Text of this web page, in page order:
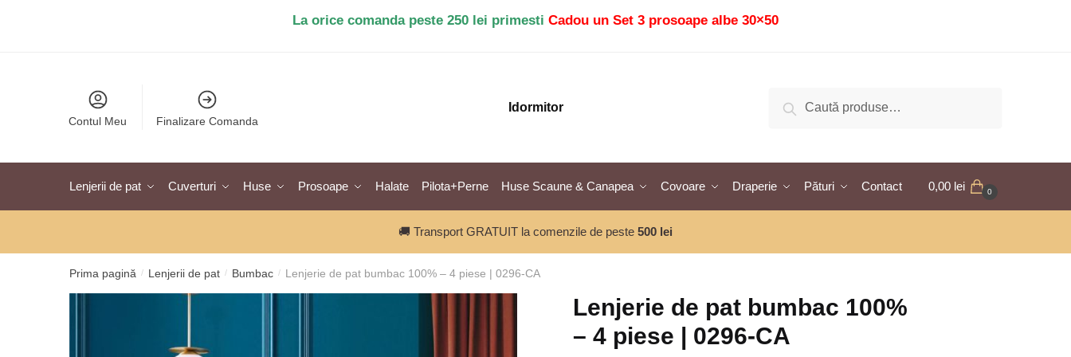
La orice comanda peste 250 lei primesti Cadou un Set 3 prosoape albe 30×50
Idormitor
după:
Caută
Contul Meu Finalizare Comanda
Lenjerii de pat Cuverturi Huse Prosoape Halate Pilota+Perne Huse Scaune & Canapea Covoare Draperie Pături Contact 0,00 lei 0
🚚 Transport GRATUIT la comenzile de peste 500 lei
Prima pagină / Lenjerii de pat / Bumbac / Lenjerie de pat bumbac 100% – 4 piese | 0296-CA
Lenjerie de pat bumbac 100%
– 4 piese | 0296-CA